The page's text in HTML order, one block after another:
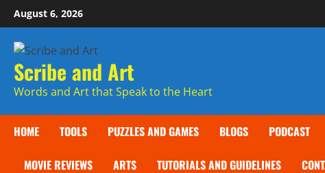
Skip
to
content
August 6, 2026
Scribe and Art
Words and Art that Speak to the Heart
HOME TOOLS PUZZLES AND GAMES BLOGS PODCAST
MOVIE REVIEWS ARTS TUTORIALS AND GUIDELINES